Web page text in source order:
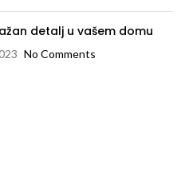
detalj u vašem domu
No Comments